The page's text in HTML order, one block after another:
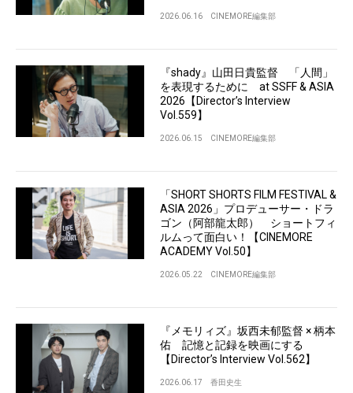
2026.06.16 CINEMORE編集部
『shady』山田日貴監督 「人間」
を表現するために at SSFF & ASIA
2026【Director’s Interview
Vol.559】
2026.06.15 CINEMORE編集部
「SHORT SHORTS FILM FESTIVAL &
ASIA 2026」プロデューサー・ドラ
ゴン（阿部龍太郎） ショートフィ
ルムって面白い！【CINEMORE
ACADEMY Vol.50】
2026.05.22 CINEMORE編集部
『メモリィズ』坂西未郁監督 × 柄本
佑 記憶と記録を映画にする
【Director’s Interview Vol.562】
2026.06.17 香田史生